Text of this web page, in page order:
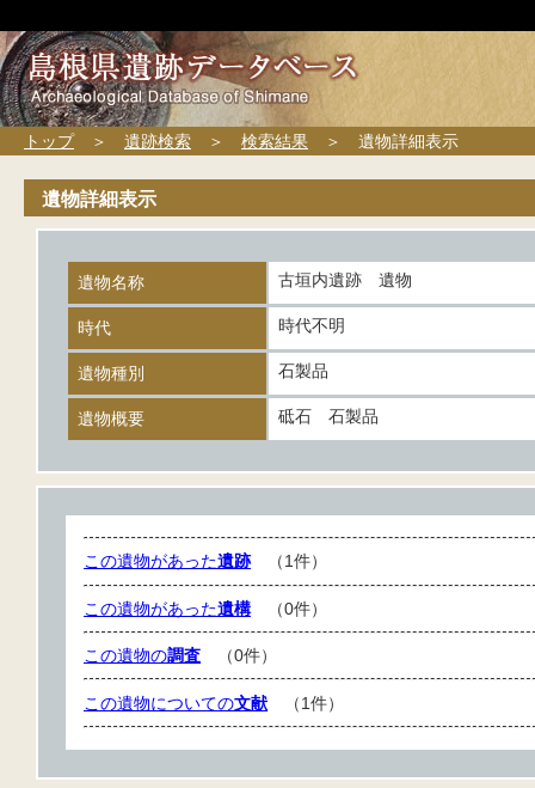
トップ＞ 遺跡検索 ＞ 検索結果 ＞ 遺物詳細表示
遺物詳細表示
遺物名称 古垣内遺跡 遺物
時代 時代不明
遺物種別 石製品
遺物概要 砥石 石製品
この遺物があった遺跡（1件）
この遺物があった遺構（0件）
この遺物の調査 （0件）
この遺物についての文献 （1件）